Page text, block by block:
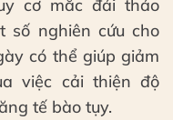
cơ mắc đái tháo
số nghiên cứu cho
có thể giúp giảm
việc cải thiện độ
tế bào tụy.